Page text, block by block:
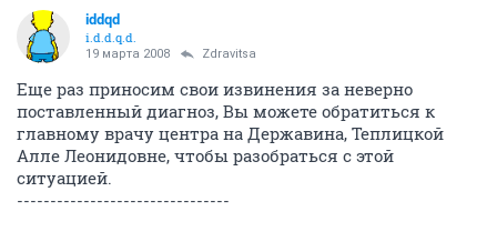
iddqd
i.d.d.q.d.
19 марта 2008 Zdravitsa
Еще раз приносим свои извинения за неверно
поставленный диагноз, Вы можете обратиться к
главному врачу центра на Державина, Теплицкой
Алле Леонидовне, чтобы разобраться с этой
ситуацией.
--------------------------------